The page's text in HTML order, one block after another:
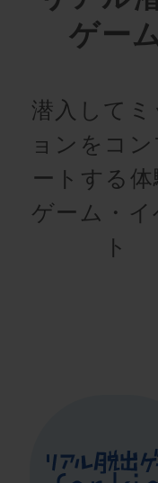
ゲー
潜入してミ
ョンをコン
ートする体
ゲーム・イ
ト